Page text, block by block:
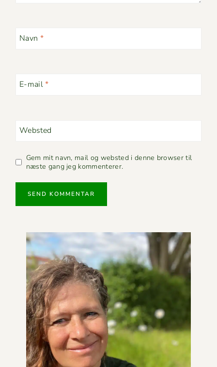
Navn *
E-mail*
Websted
Gem mit navn, mail og websted i denne browser til
næste gang jeg kommenterer.